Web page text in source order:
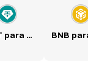
USDT para ANG